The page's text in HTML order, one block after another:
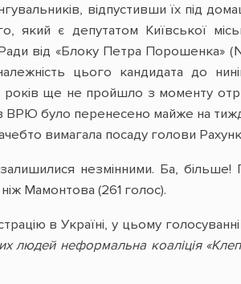
відпустивши їх під
який є депутатом Київської
від «Блоку Петра Порошенка»
цього кандидата до
років ще не пройшло з моменту
ВРЮ було перенесено майже на
вимагала посаду голови
незмінними. Ба, більше!
Мамонтова (261 голос).
в Україні, у цьому
людей неформальна коаліція